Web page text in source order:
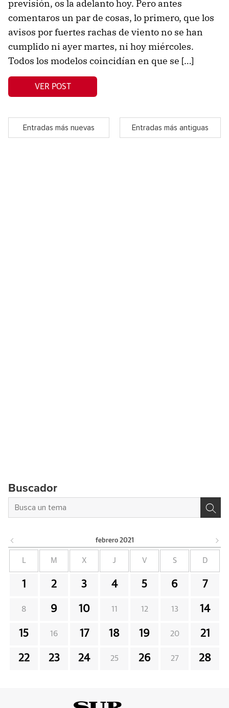
previsión, os la adelanto hoy. Pero antes
comentaros un par de cosas, lo primero, que los
avisos por fuertes rachas de viento no se han
cumplido ni ayer martes, ni hoy miércoles.
Todos los modelos coincidían en que se […]
VER POST
Entradas más nuevas Entradas más antiguas
Buscador
febrero 2021
L M X J V S D
1 2 3 4 5 6 7
8 9 10 11 12 13 14
15 16 17 18 19 20 21
22 23 24 25 26 27 28